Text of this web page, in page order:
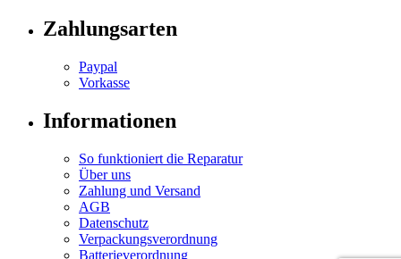
Zahlungsarten
Paypal
Vorkasse
Informationen
So funktioniert die Reparatur
Über uns
Zahlung und Versand
AGB
Datenschutz
Verpackungsverordnung
Batterieverordnung